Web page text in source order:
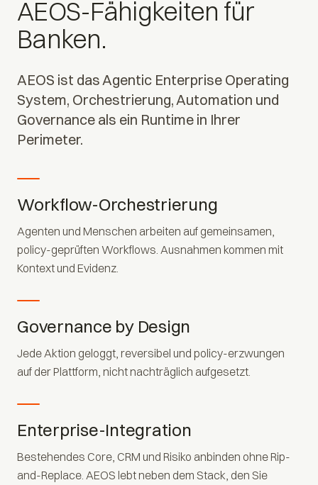
AEOS-Fähigkeiten für
Banken.
AEOS ist das Agentic Enterprise Operating
System, Orchestrierung, Automation und
Governance als ein Runtime in Ihrer
Perimeter.
Workflow-Orchestrierung
Agenten und Menschen arbeiten auf gemeinsamen,
policy-geprüften Workflows. Ausnahmen kommen mit
Kontext und Evidenz.
Governance by Design
Jede Aktion geloggt, reversibel und policy-erzwungen
auf der Plattform, nicht nachträglich aufgesetzt.
Enterprise-Integration
Bestehendes Core, CRM und Risiko anbinden ohne Rip-
and-Replace. AEOS lebt neben dem Stack, den Sie